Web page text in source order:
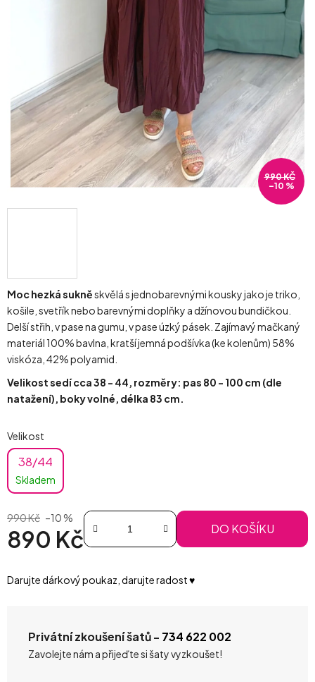
Moc hezká sukněskvělá s jednobarevnými kousky jako je triko,
košile, svetřík nebo barevnými doplňky a džínovou bundičkou.
Delší střih, v pase na gumu, v pase úzký pásek. Zajímavý mačkaný
materiál 100% bavlna, kratší jemná podšívka (ke kolenům) 58%
viskóza, 42% polyamid.
Velikost sedí cca 38 - 44, rozměry: pas 80 - 100 cm (dle
natažení), boky volné, délka 83 cm.
Velikost
38/44
Skladem
990 Kč –10 %
890 Kč DO KOŠÍKU
Darujte dárkový poukaz, darujte radost ♥️
Privátní zkoušení šatů - 734 622 002
Zavolejte nám a přijeďte si šaty vyzkoušet!
990 KČ
–10 %